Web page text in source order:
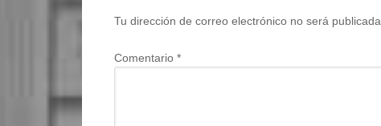
Tu dirección de correo electrónico no será publicada.
Comentario *